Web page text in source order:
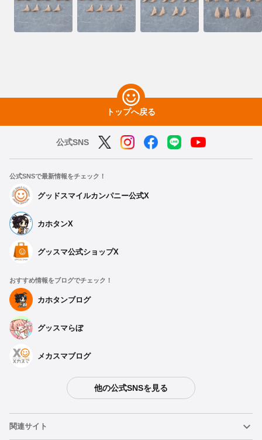
トップへ戻る
公式SNS
公式SNSで最新情報をチェック！
グッドスマイルカンパニー公式X
カホタンX
グッスマ公式ショップX
おすすめ情報をブログでチェック！
カホタンブログ
グッスマらぼ
メカスマブログ
他の公式SNSを見る
関連サイト